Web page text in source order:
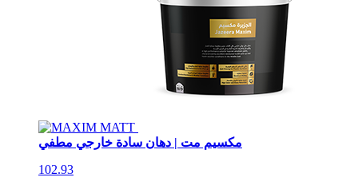
مكسيم مت | دهان سادة خارجي مطفي
102.93